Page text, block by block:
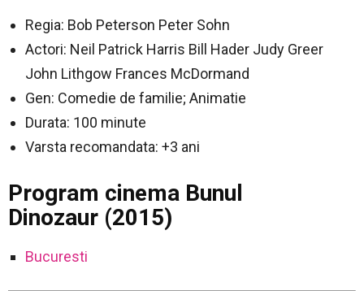
Regia: Bob Peterson Peter Sohn
Actori: Neil Patrick Harris Bill Hader Judy Greer
John Lithgow Frances McDormand
Gen: Comedie de familie; Animatie
Durata: 100 minute
Varsta recomandata: +3 ani
Program cinema Bunul
Dinozaur (2015)
Bucuresti